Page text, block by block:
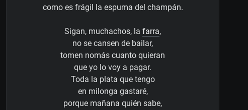
como es frágil la espuma del champán.
Sigan, muchachos, la farra,
no se cansen de bailar,
tomen nomás cuanto quieran
que yo lo voy a pagar.
Toda la plata que tengo
en milonga gastaré,
porque mañana quién sabe,